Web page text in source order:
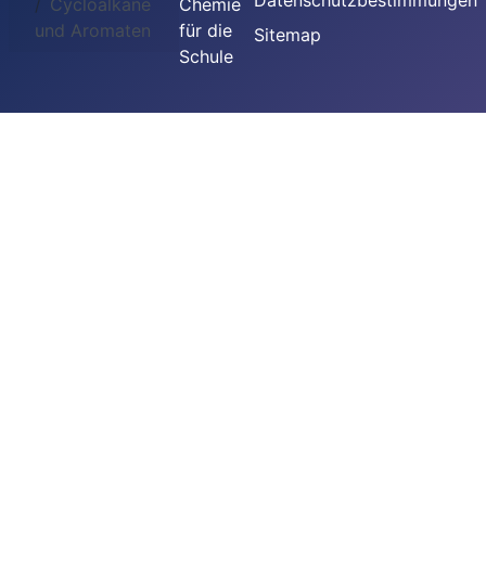
Cycloalkane
und Aromaten
Chemie
für die
Schule
Sitemap